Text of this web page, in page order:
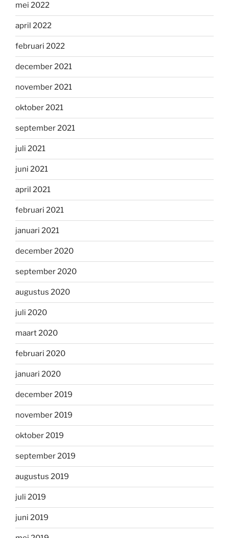
mei 2022
april 2022
februari 2022
december 2021
november 2021
oktober 2021
september 2021
juli 2021
juni 2021
april 2021
februari 2021
januari 2021
december 2020
september 2020
augustus 2020
juli 2020
maart 2020
februari 2020
januari 2020
december 2019
november 2019
oktober 2019
september 2019
augustus 2019
juli 2019
juni 2019